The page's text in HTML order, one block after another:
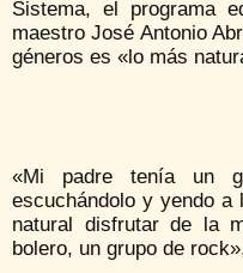
Sistema, el programa
maestro José Antonio
géneros es «lo más
«Mi padre tenía un
escuchándolo y yendo
natural disfrutar de la
bolero, un grupo de